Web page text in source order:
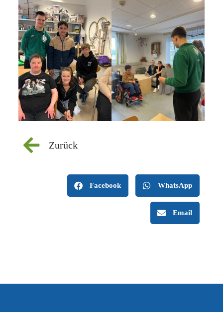
Zurück
Facebook WhatsApp
Email